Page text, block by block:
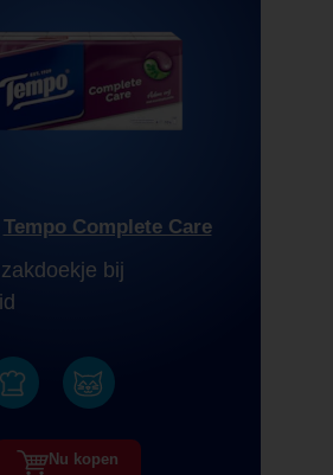
Tempo Complete Care
bij
Nu kopen